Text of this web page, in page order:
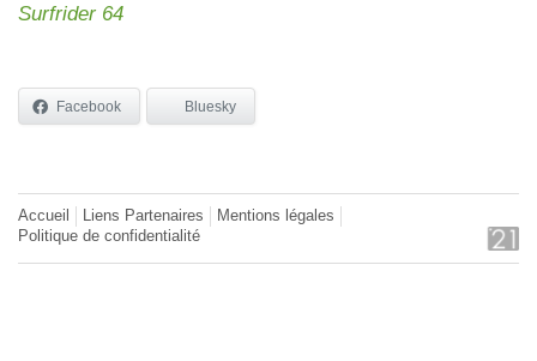
Surfrider 64
Facebook Bluesky
Accueil Liens Partenaires
Mentions légales
Politique de confidentialité